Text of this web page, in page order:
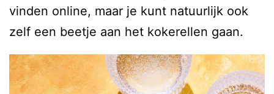
vinden online, maar je kunt natuurlijk ook
zelf een beetje aan het kokerellen gaan.